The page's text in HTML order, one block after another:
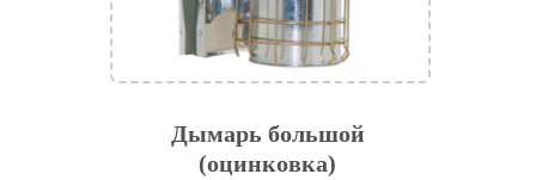
Дымарь большой
(оцинковка)